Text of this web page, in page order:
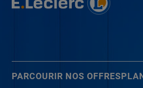
PARCOURIR NOS OFFRES